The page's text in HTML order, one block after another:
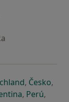
záložce
v nové záložce
se otevře v
, Českose
,
záložce
v nové
se otevře v
, Perúse
,